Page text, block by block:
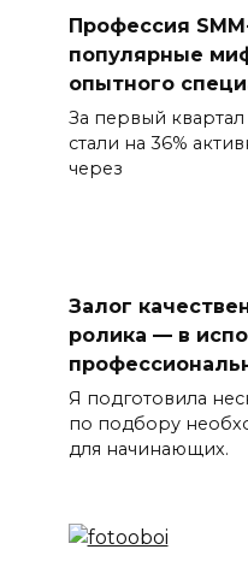
Профессия
популярные
опытного
За первый квартал
стали на 36%
через
Залог
ролика — в
Я подготовила
по подбору
для начинающих.